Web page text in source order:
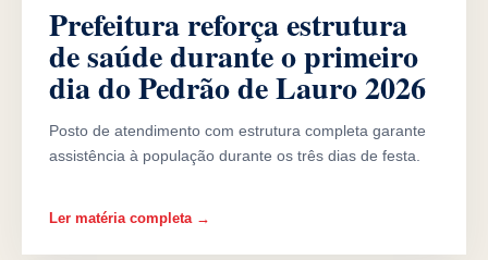
Prefeitura reforça estrutura
de saúde durante o primeiro
dia do Pedrão de Lauro 2026
Posto de atendimento com estrutura completa garante
assistência à população durante os três dias de festa.
Ler matéria completa →